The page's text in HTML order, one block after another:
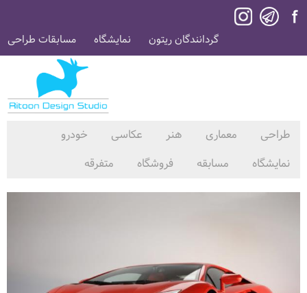
گردانندگان ریتون نمایشگاه مسابقات طراحی
طراحی معماری هنر عکاسی
خودرو
نمایشگاه
مسابقه فروشگاه متفرقه